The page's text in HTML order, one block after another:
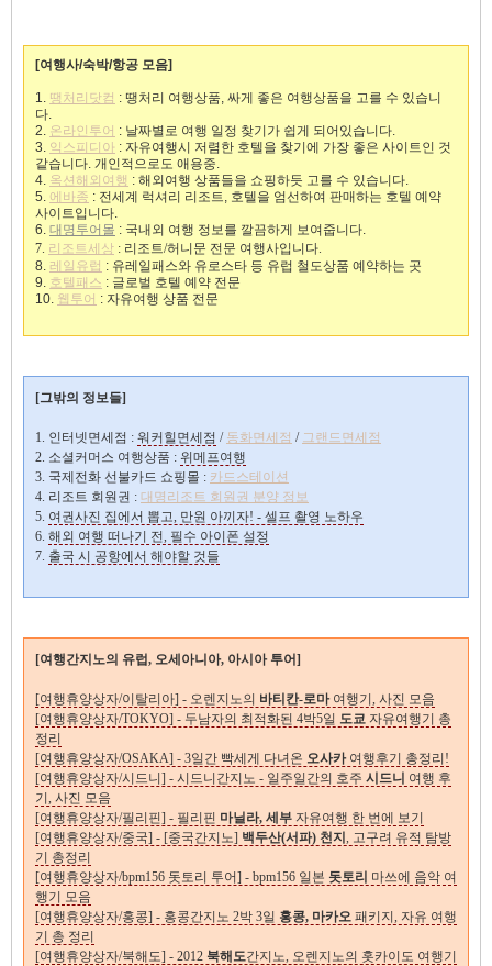
[여행사/숙박/항공 모음]
1. 땡처리닷컴 : 땡처리 여행상품, 싸게 좋은 여행상품을 고를 수 있습니
다.
2. 온라인투어 : 날짜별로 여행 일정 찾기가 쉽게 되어있습니다.
3. 익스피디아 : 자유여행시 저렴한 호텔을 찾기에 가장 좋은 사이트인 것
같습니다. 개인적으로도 애용중.
4. 옥션해외여행 : 해외여행 상품들을 쇼핑하듯 고를 수 있습니다.
5. 에바종 : 전세계 럭셔리 리조트, 호텔을 엄선하여 판매하는 호텔 예약
사이트입니다.
6. 대명투어몰 : 국내외 여행 정보를 깔끔하게 보여줍니다.
7. 리조트세상 : 리조트/허니문 전문 여행사입니다.
8. 레일유럽 : 유레일패스와 유로스타 등 유럽 철도상품 예약하는 곳
9. 호텔패스 : 글로벌 호텔 예약 전문
10. 웹투어 : 자유여행 상품 전문
[그밖의 정보들]
1. 인터넷면세점 : 워커힐면세점 / 동화면세점 / 그랜드면세점
2. 소셜커머스 여행상품 : 위메프여행
3. 국제전화 선불카드 쇼핑몰 : 카드스테이션
4. 리조트 회원권 : 대명리조트 회원권 분양 정보
5. 여권사진 집에서 뽑고, 만원 아끼자! - 셀프 촬영 노하우
6. 해외 여행 떠나기 전, 필수 아이폰 설정
7. 출국 시 공항에서 해야할 것들
[여행간지노의 유럽, 오세아니아, 아시아 투어]
[여행휴양상자/이탈리아] - 오렌지노의 바티칸-로마여행기, 사진 모음
[여행휴양상자/TOKYO] - 두남자의 최적화된 4박5일 도쿄 자유여행기 총
정리
[여행휴양상자/OSAKA] - 3일간 빡세게 다녀온 오사카여행후기 총정리!
[여행휴양상자/시드니] - 시드니간지노 - 일주일간의 호주 시드니 여행 후
기, 사진 모음
[여행휴양상자/필리핀] - 필리핀 마닐라, 세부 자유여행 한 번에 보기
[여행휴양상자/중국] - [중국간지노] 백두산(서파) 천지 , 고구려 유적 탐방
기 총정리
[여행휴양상자/bpm156 돗토리 투어] - bpm156 일본 돗토리 마쓰에 음악 여
행기 모음
[여행휴양상자/홍콩] - 홍콩간지노 2박 3일 홍콩, 마카오 패키지, 자유 여행
기 총 정리
[여행휴양상자/북해도] - 2012 북해도간지노, 오렌지노의 홋카이도 여행기